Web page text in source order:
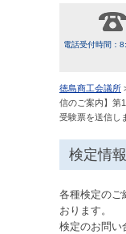
電話受付時間：
徳島商工会議所
信のご案内】第
受験票を送信し
検定情報
各種検定のご
おります。
検定のお問い